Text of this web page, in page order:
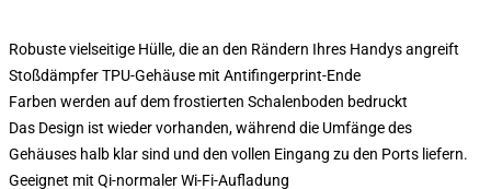
Robuste vielseitige Hülle, die an den Rändern Ihres Handys angreift
Stoßdämpfer TPU-Gehäuse mit Antifingerprint-Ende
Farben werden auf dem frostierten Schalenboden bedruckt
Das Design ist wieder vorhanden, während die Umfänge des
Gehäuses halb klar sind und den vollen Eingang zu den Ports liefern.
Geeignet mit Qi-normaler Wi-Fi-Aufladung